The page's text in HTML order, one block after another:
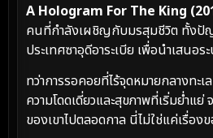
A Hologram For The King
คนที่กำลังเผชิญกับมรสุมชีวิต ทั้งปัญห
ประเทศซาอุดีอาระเบีย เพื่อนำเสน
ทว่าการรอคอยที่ไร้จุดหมายกลางท
ความโดดเดี่ยวและสุขภาพที่เริ่มย่ำ
ของเขาไปตลอดกาล นี่ไม่ใช่แค่เรื่อ